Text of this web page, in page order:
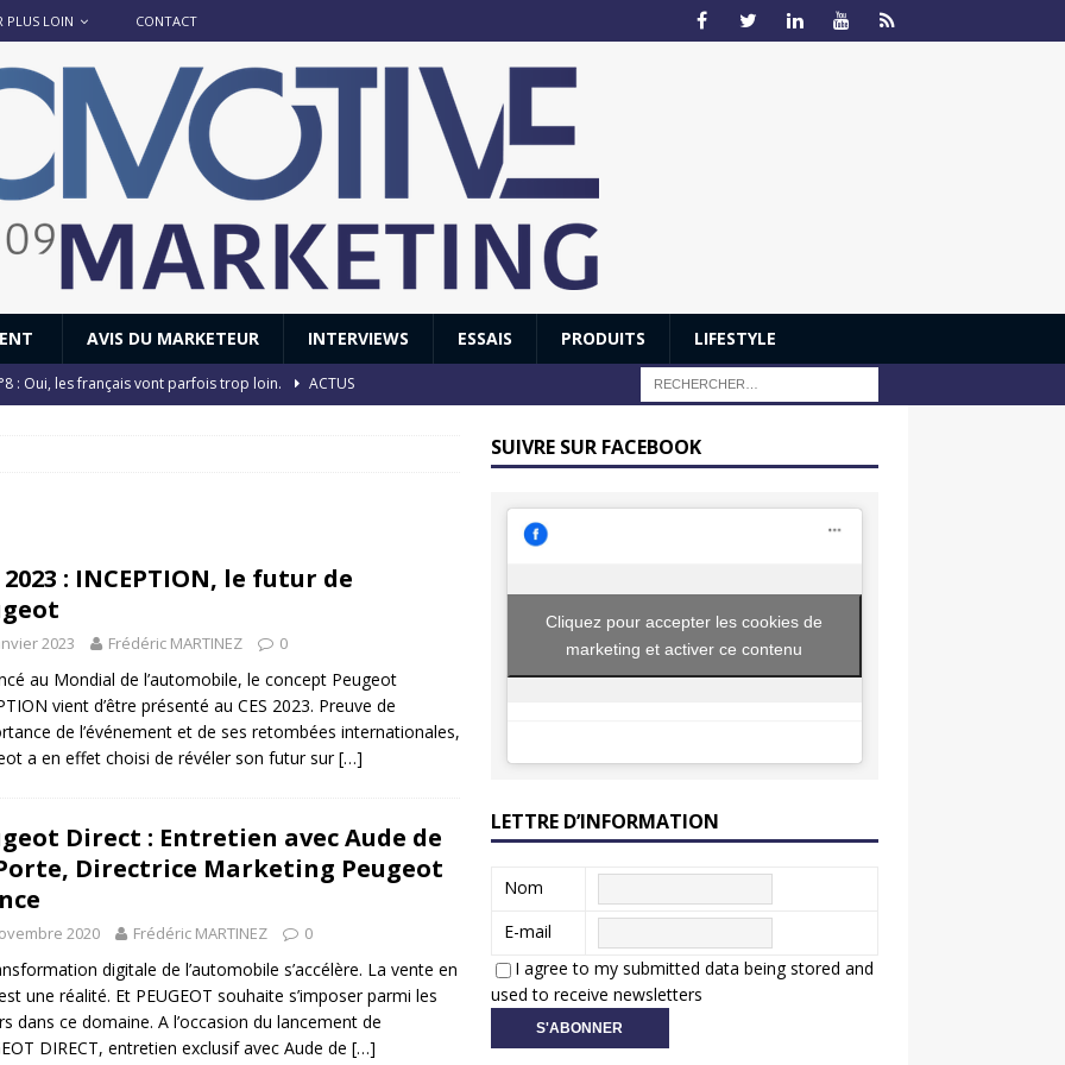
PLUS LOIN CONTACT
AVIS DU MARKETEUR INTERVIEWS ESSAIS PRODUITS LIFESTYLE
: Oui, les français vont parfois trop loin.
ACTUS
reprennent bientôt… ACTUS
2023 : INCEPTION, le futur de
2023 Frédéric MARTINEZ 0
au Mondial de l’automobile, le concept Peugeot
vient d’être présenté au CES 2023. Preuve de
de l’événement et de ses retombées internationales,
a en effet choisi de révéler son futur sur[…]
Direct : Entretien avec Aude de
Directrice Marketing Peugeot
2020 Frédéric MARTINEZ 0
digitale de l’automobile s’accélère. La vente en
une réalité. Et PEUGEOT souhaite s’imposer parmi les
dans ce domaine. A l’occasion du lancement de
DIRECT, entretien exclusif avec Aude de […]
SUIVRE SUR FACEBOOK
Cliquez pour accepter les cookies de
marketing et activer ce contenu
LETTRE D’INFORMATION
Nom
E-mail
I agree to my submitted data being stored and
used to receive newsletters